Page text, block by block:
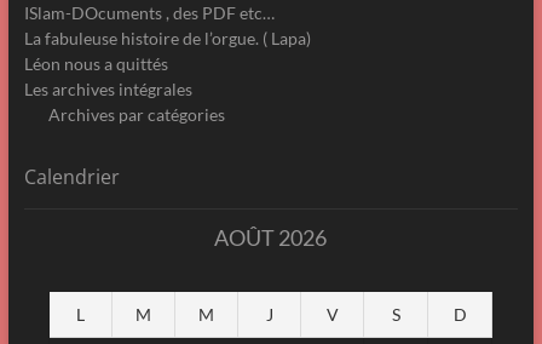
ISlam-DOcuments , des PDF etc…
La fabuleuse histoire de l’orgue. ( Lapa)
Léon nous a quittés
Les archives intégrales
Archives par catégories
Calendrier
AOÛT 2026
L M M J V S D